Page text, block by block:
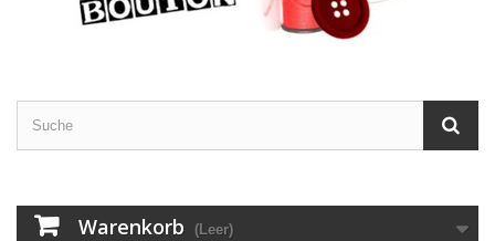
Warenkorb (Leer)